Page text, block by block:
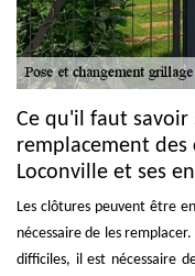
Ce qu'il faut savoir
remplacement
Loconville et ses
Les clôtures peuvent être
nécessaire de les
difficiles, il est nécessaire